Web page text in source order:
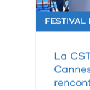
FESTIVAL
La